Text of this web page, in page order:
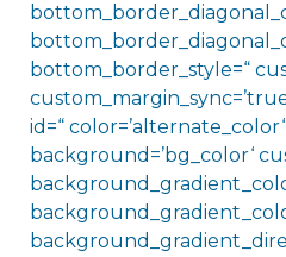
bottom_border_style=“
id=“ color=’alternate_color‘
background=’bg_color‘